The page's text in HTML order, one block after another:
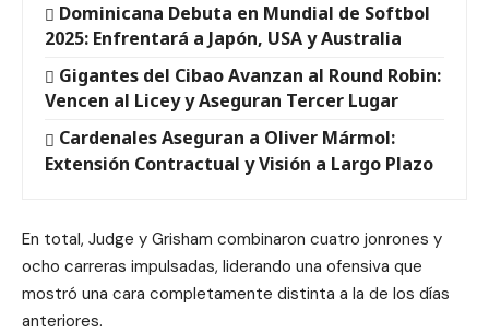
Dominicana Debuta en Mundial de Softbol
2025: Enfrentará a Japón, USA y Australia
Gigantes del Cibao Avanzan al Round Robin:
Vencen al Licey y Aseguran Tercer Lugar
Cardenales Aseguran a Oliver Mármol:
Extensión Contractual y Visión a Largo Plazo
En total, Judge y Grisham combinaron cuatro jonrones y
ocho carreras impulsadas, liderando una ofensiva que
mostró una cara completamente distinta a la de los días
anteriores.